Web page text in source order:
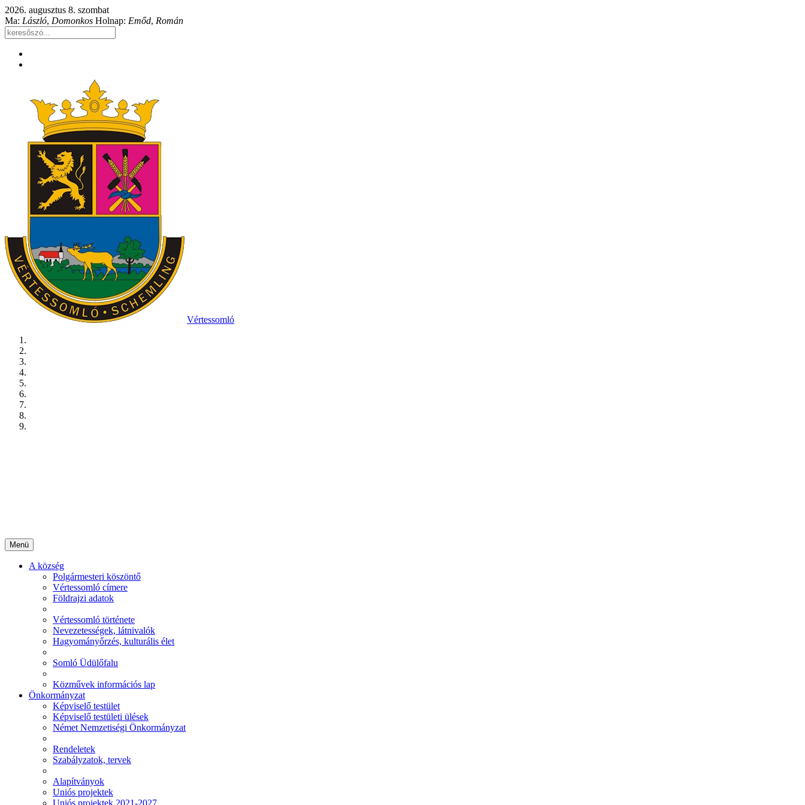
2026. augusztus 8. szombat
Ma: László, Domonkos Holnap: Emőd, Román
Vértessomló
Menü
A község
Polgármesteri köszöntő
Vértessomló címere
Földrajzi adatok
Vértessomló története
Nevezetességek, látnivalók
Hagyományőrzés, kulturális élet
Somló Üdülőfalu
Közművek információs lap
Önkormányzat
Képviselő testület
Képviselő testületi ülések
Német Nemzetiségi Önkormányzat
Rendeletek
Szabályzatok, tervek
Alapítványok
Uniós projektek
Uniós projektek 2021-2027